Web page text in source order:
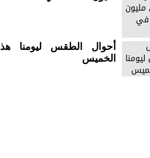
أحوال الطقس ليومنا هذا
الخميس